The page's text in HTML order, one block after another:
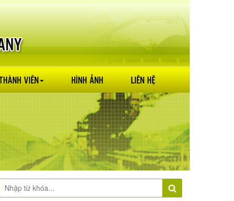
VIÊN HÌNH ẢNH LIÊN HỆ